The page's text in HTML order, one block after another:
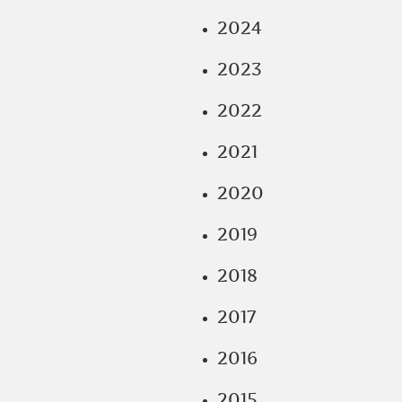
2024
2023
2022
2021
2020
2019
2018
2017
2016